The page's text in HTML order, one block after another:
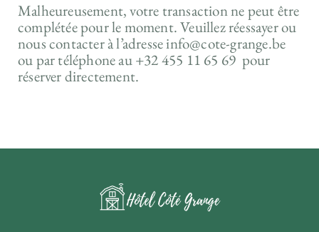
Malheureusement, votre transaction ne peut être
complétée pour le moment. Veuillez réessayer ou
nous contacter à l’adresse info@cote-grange.be
ou par téléphone au +32 455 11 65 69 pour
réserver directement.